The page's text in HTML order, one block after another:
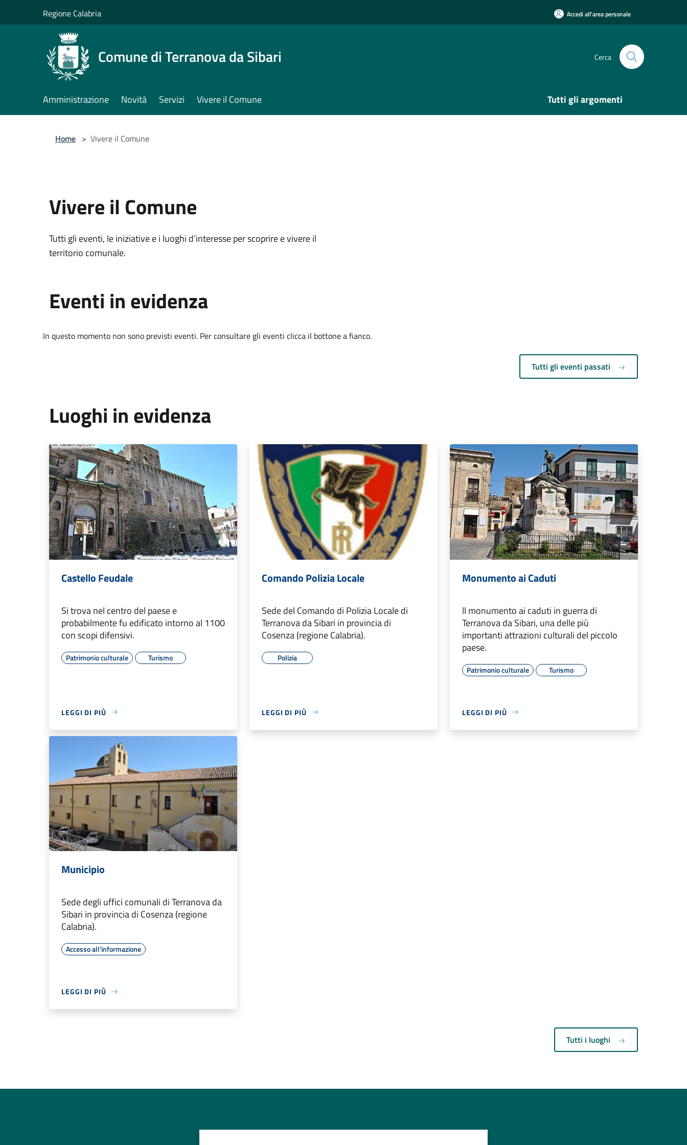
Regione Calabria Accedi all'area personale
Comune di Terranova da Sibari Cerca
Amministrazione Novità Servizi Vivere il Comune Tutti gli argomenti
Home > Vivere il Comune
Vivere il Comune
Tutti gli eventi, le iniziative e i luoghi d’interesse per scoprire e vivere il
territorio comunale.
Eventi in evidenza
In questo momento non sono previsti eventi. Per consultare gli eventi clicca il bottone a fianco.
Tutti gli eventi passati
Luoghi in evidenza
Castello Feudale
Si trova nel centro del paese e
probabilmente fu edificato intorno al 1100
con scopi difensivi.
Patrimonio culturale Turismo
LEGGI DI PIÙ
Comando Polizia Locale
Sede del Comando di Polizia Locale di
Terranova da Sibari in provincia di
Cosenza (regione Calabria).
Polizia
LEGGI DI PIÙ
Monumento ai Caduti
ll monumento ai caduti in guerra di
Terranova da Sibari, una delle più
importanti attrazioni culturali del piccolo
paese.
Patrimonio culturale Turismo
LEGGI DI PIÙ
Municipio
Sede degli uffici comunali di Terranova da
Sibari in provincia di Cosenza (regione
Calabria).
Accesso all'informazione
LEGGI DI PIÙ
Tutti i luoghi